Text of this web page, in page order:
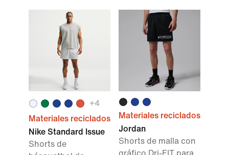
+4
Materiales reciclados
Nike Standard Issue
Shorts de
Materiales reciclados
Jordan
Shorts de malla con
gráfico Dri-FIT para